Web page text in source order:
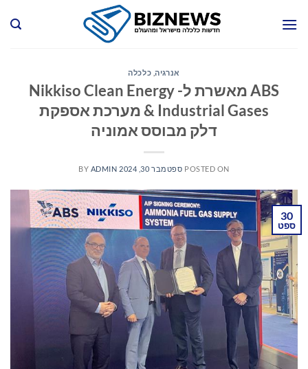
אנרגיה, כלכלה
ABS מאשרת ל- Nikkiso Clean Energy
& Industrial Gases מערכת אספקת
דלק מבוסס אמוניה
POSTED ON ספטמבר 30, 2024 BY ADMIN
30
ספט